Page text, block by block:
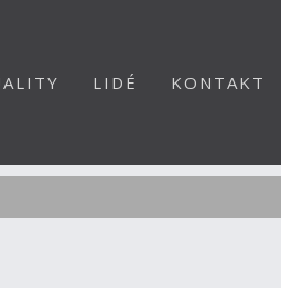
LIDÉ KONTAKT